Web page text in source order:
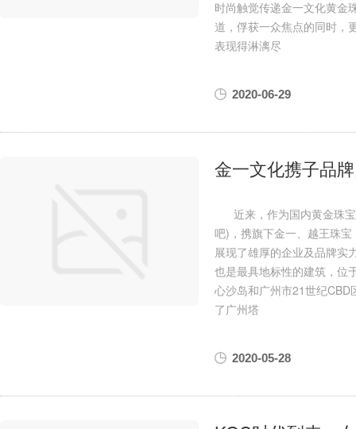
时尚触觉传递金一文化黄金
道，俘获一众焦点的同时，
表现得淋漓尽
2020-06-29
金一文化携子品
近来，作为国内黄金珠宝
吧)，携旗下金一、越王珠
展现了雄厚的企业及品牌实
也是最具地标性的建筑，位
心沙岛和广州市21世纪
了广州塔
2020-05-28